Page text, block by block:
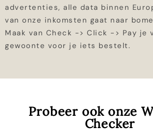
advertenties, alle data binnen
van onze inkomsten gaat naar
Maak van Check -> Click -> Pay je
gewoonte voor je iets bestelt.
Probeer ook onze
Checker